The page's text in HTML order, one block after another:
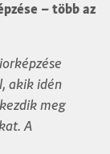
– több az
akik idén
meg
A